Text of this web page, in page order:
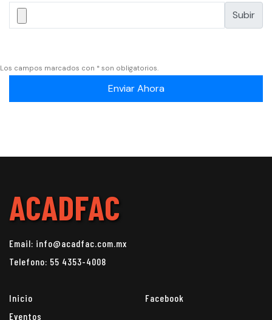
Subir
Los campos marcados con * son obligatorios.
Enviar Ahora
ACADFAC
Email: info@acadfac.com.mx
Telefono: 55 4353-4008
Inicio
Eventos
Facebook